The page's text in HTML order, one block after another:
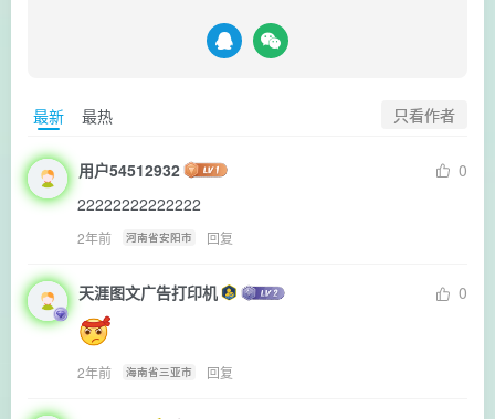
最新 最热 只看作者
用户54512932
0
22222222222222
2年前 河南省安阳市 回复
天涯图文广告打印机 0
2年前 海南省三亚市 回复